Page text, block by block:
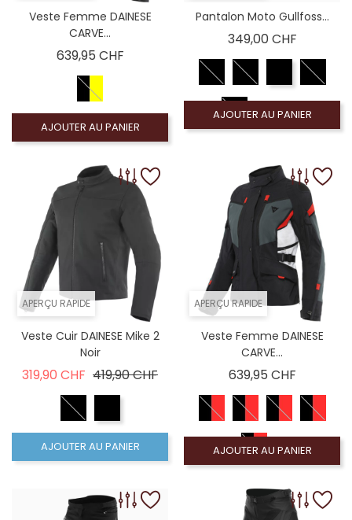
Veste Femme DAINESE
CARVE...
639,95 CHFPrix
AJOUTER AU PANIER
Pantalon Moto Gullfoss...
349,00 CHFPrix
AJOUTER AU PANIER
APERÇU RAPIDE
Veste Cuir DAINESE Mike 2
Noir
319,90 CHF Prix de base
419,90 CHFPrix
AJOUTER AU PANIER
APERÇU RAPIDE
Veste Femme DAINESE
CARVE...
639,95 CHFPrix
AJOUTER AU PANIER